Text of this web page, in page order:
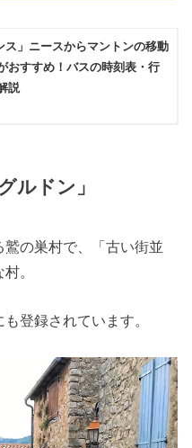
ス」ニースからマントンの移動
おすすめ！バスの時刻表・行
説
ルドン」
鷲の巣村で、「古い街並
。
も登録されています。